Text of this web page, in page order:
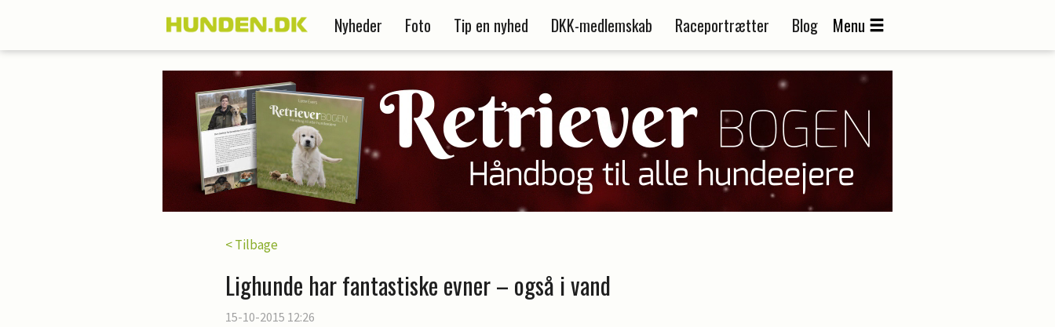
Nyheder Foto Tip en nyhed DKK-medlemskab Raceportrætter Blog Menu
< Tilbage
Lighunde har fantastiske evner – også i vand
15-10-2015 12:26